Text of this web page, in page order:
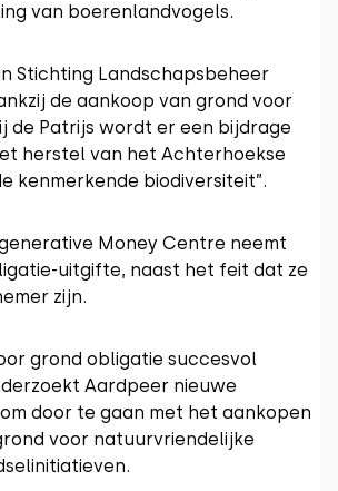
van boerenlandvogels.
Stichting Landschapsbeheer
de aankoop van grond voor
de Patrijs wordt er een bijdrage
herstel van het Achterhoekse
kenmerkende biodiversiteit”.
Money Centre neemt
uitgifte, naast het feit dat ze
zijn.
grond obligatie succesvol
Aardpeer nieuwe
door te gaan met het aankopen
voor natuurvriendelijke